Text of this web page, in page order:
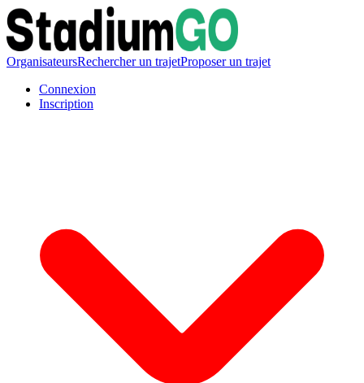
OrganisateursRechercher un trajetProposer un trajet
Connexion
Inscription